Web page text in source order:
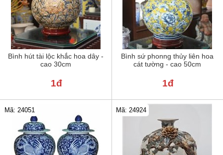
Bình hút tài lộc khắc hoa dây -
cao 30cm
1đ
Bình sứ phonng thủy liên hoa
cát tường - cao 50cm
1đ
Mã: 24051 Mã: 24924